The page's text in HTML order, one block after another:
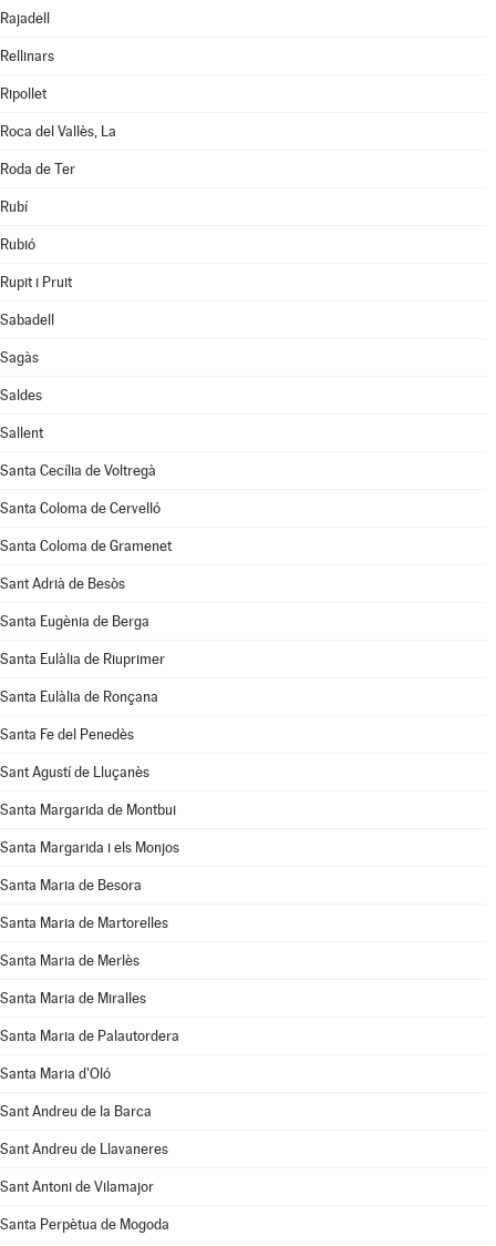
Rajadell
Rellinars
Ripollet
Roca del Vallès, La
Roda de Ter
Rubí
Rubió
Rupit i Pruit
Sabadell
Sagàs
Saldes
Sallent
Santa Cecília de Voltregà
Santa Coloma de Cervelló
Santa Coloma de Gramenet
Sant Adrià de Besòs
Santa Eugènia de Berga
Santa Eulàlia de Riuprimer
Santa Eulàlia de Ronçana
Santa Fe del Penedès
Sant Agustí de Lluçanès
Santa Margarida de Montbui
Santa Margarida i els Monjos
Santa Maria de Besora
Santa Maria de Martorelles
Santa Maria de Merlès
Santa Maria de Miralles
Santa Maria de Palautordera
Santa Maria d'Oló
Sant Andreu de la Barca
Sant Andreu de Llavaneres
Sant Antoni de Vilamajor
Santa Perpètua de Mogoda